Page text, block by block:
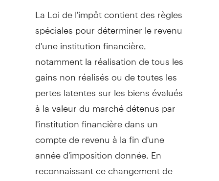
LaLoi del'impôt contient des règles
spéciales pour déterminer le revenu
d'une institution financière,
notamment la réalisation de tous les
gains non réalisés ou de toutes les
pertes latentes sur les biens évalués
à la valeur du marché détenus par
l'institution financière dans un
compte de revenu à la fin d'une
année d'imposition donnée. En
reconnaissant ce changement de